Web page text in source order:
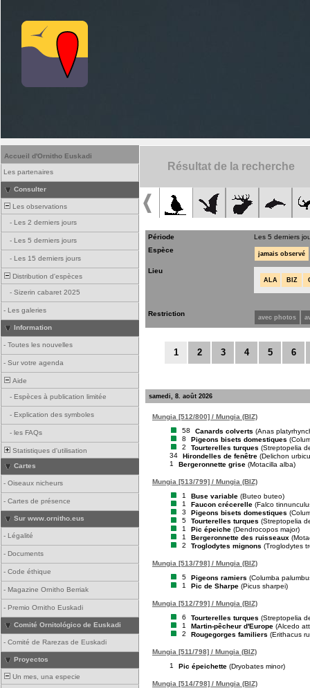
Accueil d'Ornitho Euskadi
Les partenaires
Consulter
Les observations
- Les 2 derniers jours
- Les 5 derniers jours
- Les 15 derniers jours
Distribution d'espèces
- Sizerin cabaret 2025
- Les galeries
Information
- Toutes les nouvelles
- Sur votre agenda
Aide
- Espèces à publication limitée
- Explication des symboles
- les FAQs
Statistiques d'utilisation
Cartes
- Oiseaux nicheurs
- Cartes de présence
Sur www.ornitho.eus
- Légalité
- Documents
- Code éthique
- Magazine Ornitho Berriak
- Premio Ornitho Euskadi
Comité Ornitológico de Euskadi
- Comité de Rarezas de Euskadi
Proyectos
Un mes, una especie
Résultat de la recherche
Période
Les 5 derniers
Espèce
jamais observé
Lieu
ALA BIZ
Restriction avec photos
1 2 3 4 5 6
samedi, 8. août 2026
Mungia [512/800] / Mungia (BIZ)
58
Canards colverts (Anas
8
Pigeons bisets domestiques
2
Tourterelles turques (Streptopelia
34
Hirondelles de fenêtre (Delichon
1
Bergeronnette grise (Motacilla alba)
Mungia [513/799] / Mungia (BIZ)
1
Buse variable (Buteo buteo)
1
Faucon crécerelle (Falco
3
Pigeons bisets domestiques
5
Tourterelles turques (Streptopelia
1
Pic épeiche (Dendrocopos major)
1
Bergeronnette des ruisseaux
2
Troglodytes mignons (Troglodytes
Mungia [513/798] / Mungia (BIZ)
5
Pigeons ramiers (Columba
1
Pic de Sharpe (Picus sharpei)
Mungia [512/799] / Mungia (BIZ)
6
Tourterelles turques (Streptopelia
1
Martin-pêcheur d'Europe (Alcedo
2
Rougegorges familiers (Erithacus
Mungia [511/798] / Mungia (BIZ)
1
Pic épeichette (Dryobates minor)
Mungia [514/798] / Mungia (BIZ)